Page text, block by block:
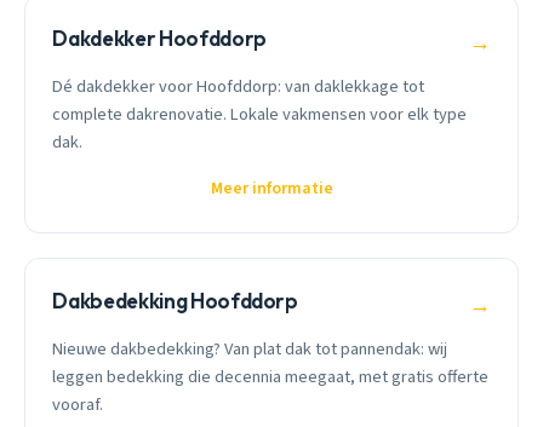
Dakdekker Hoofddorp →
Dé dakdekker voor Hoofddorp: van daklekkage tot
complete dakrenovatie. Lokale vakmensen voor elk type
dak.
Meer informatie
Dakbedekking Hoofddorp →
Nieuwe dakbedekking? Van plat dak tot pannendak: wij
leggen bedekking die decennia meegaat, met gratis offerte
vooraf.